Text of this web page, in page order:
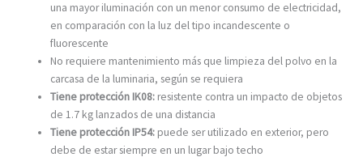
una mayor iluminación con un menor consumo de electricidad,
en comparación con la luz del tipo incandescente o
fluorescente
No requiere mantenimiento más que limpieza del polvo en la
carcasa de la luminaria, según se requiera
Tiene protección IK08: resistente contra un impacto de objetos
de 1.7 kg lanzados de una distancia
Tiene protección IP54: puede ser utilizado en exterior, pero
debe de estar siempre en un lugar bajo techo